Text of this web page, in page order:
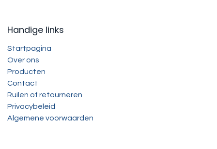
Handige links
Startpagina
Over ons
Producten
Contact
Ruilen of retourneren
Privacybeleid
Algemene voorwaarden